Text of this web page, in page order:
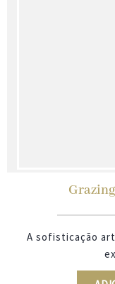
A sofisticação